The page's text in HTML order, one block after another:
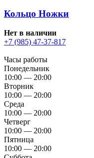
Кольцо Ножки
Нет в наличии
+7 (985) 47-37-817
Часы работы
Понедельник
10:00 — 20:00
Вторник
10:00 — 20:00
Среда
10:00 — 20:00
Четверг
10:00 — 20:00
Пятница
10:00 — 20:00